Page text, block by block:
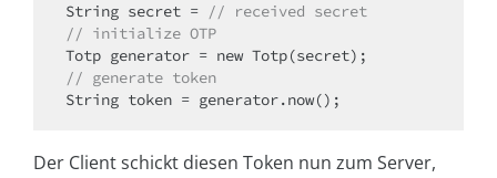
String secret = // received secret
// initialize OTP
// generate token
String token = generator.now();
Der Client schickt diesen Token nun zum Server,